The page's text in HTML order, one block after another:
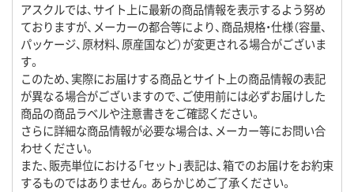
アスクルでは、サイト上に最新の商品情報を表示するよう努め
ておりますが、メーカーの都合等により、商品規格・仕様（容量、
パッケージ、原材料、原産国など）が変更される場合がございま
す。
このため、実際にお届けする商品とサイト上の商品情報の表記
が異なる場合がございますので、ご使用前には必ずお届けした
商品の商品ラベルや注意書きをご確認ください。
さらに詳細な商品情報が必要な場合は、メーカー等にお問い合
わせください。
また、販売単位における「セット」表記は、箱でのお届けをお約束
するものではありません。あらかじめご了承ください。